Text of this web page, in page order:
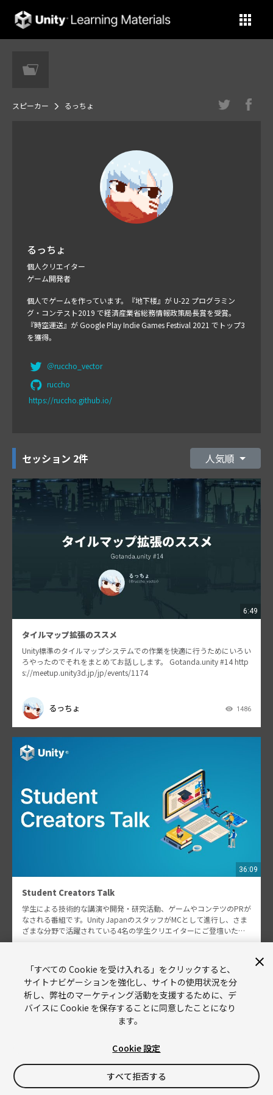
Unity Learning Materials
スピーカー るっちょ
るっちょ
個人クリエイター
ゲーム開発者
個人でゲームを作っています。『地下楼』が U-22 プログラミン
グ・コンテスト2019 で経済産業省総務情報政策局長賞を受賞。
『時空運送』が Google Play Indie Games Festival 2021 でトップ3
を獲得。
＠ruccho_vector
ruccho
https://ruccho.github.io/
セッション 2件 人気順
6:49
タイルマップ拡張のススメ
Unity標準のタイルマップシステムでの作業を快適に行うためにいろい
ろやったのでそれをまとめてお話しします。 Gotanda.unity #14 http
s://meetup.unity3d.jp/jp/events/1174
るっちょ 1486
36:09
Student Creators Talk
学生による技術的な講演や開発・研究活動、ゲームやコンテツのPRが
なされる番組です。Unity JapanのスタッフがMCとして進行し、さま
ざまな分野で活躍されている4名の学生クリエイターにご登壇いただ
藤澤 秀彦 他
Unity
Copyright © 2026 Unity Technologies
「すべての Cookie を受け入れる」をクリックすると、
サイトナビゲーションを強化し、サイトの使用状況を分
析し、弊社のマーケティング活動を支援するために、デ
バイスに Cookie を保存することに同意したことになり
ます。
Cookie 設定
すべて拒否する